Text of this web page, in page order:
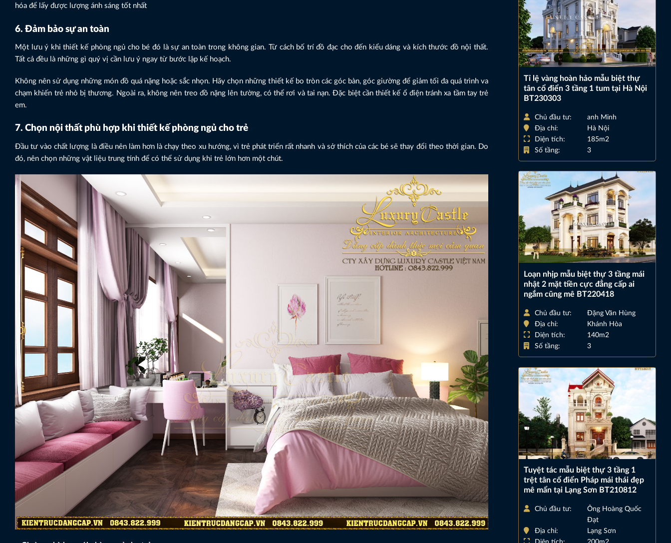
hóa để lấy được lượng ánh sáng tốt nhất
6. Đảm bảo sự an toàn
Một lưu ý khi thiết kế phòng ngủ cho bé đó là sự an toàn trong không gian. Từ cách bố trí đồ đạc cho đến kiểu dáng và kích thước đồ nội thất.
Tất cả đều là những gì quý vị cần lưu ý ngay từ bước lập kế hoạch.
Không nên sử dụng những món đồ quá nặng hoặc sắc nhọn. Hãy chọn những thiết kế bo tròn các góc bàn, góc giường để giảm tối đa quá trình va
chạm khiến trẻ nhỏ bị thương. Ngoài ra, không nên treo đồ nặng lên tường, có thể rơi và tai nạn. Đặc biệt cần thiết kế ổ điện tránh xa tầm tay trẻ
em.
7. Chọn nội thất phù hợp khi thiết kế phòng ngủ cho trẻ
Đầu tư vào chất lượng là điều nên làm hơn là chạy theo xu hướng, vì trẻ phát triển rất nhanh và sở thích của các bé sẽ thay đổi theo thời gian. Do
đó, nên chọn những vật liệu trung tính để có thể sử dụng khi trẻ lớn hơn một chút.
Tỉ lệ vàng hoàn hảo mẫu biệt thự
tân cổ điển 3 tầng 1 tum tại Hà Nội
BT230303
Chủ đầu tư:
anh Minh
Địa chỉ:
Hà Nội
Diện tích:
185m2
Số tầng:
3
Loạn nhịp mẫu biệt thự 3 tầng mái
nhật 2 mặt tiền cực đẳng cấp ai
ngắm cũng mê BT220418
Chủ đầu tư:
Đặng Văn Hùng
Địa chỉ:
Khánh Hòa
Diện tích:
140m2
Số tầng:
3
Tuyệt tác mẫu biệt thự 3 tầng 1
trệt tân cổ điển Pháp mái thái đẹp
mê mẩn tại Lạng Sơn BT210812
Chủ đầu tư:
Ông Hoàng Quốc
Đạt
Địa chỉ:
Lạng Sơn